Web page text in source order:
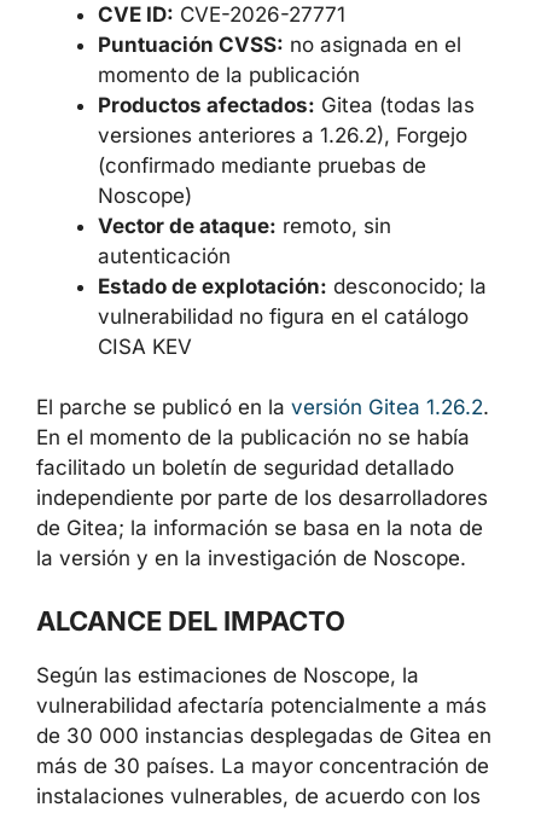
CVE ID: CVE-2026-27771
Puntuación CVSS: no asignada en el
momento de la publicación
Productos afectados: Gitea (todas las
versiones anteriores a 1.26.2), Forgejo
(confirmado mediante pruebas de
Noscope)
Vector de ataque: remoto, sin
autenticación
Estado de explotación: desconocido; la
vulnerabilidad no figura en el catálogo
CISA KEV
El parche se publicó en la versión Gitea 1.26.2.
En el momento de la publicación no se había
facilitado un boletín de seguridad detallado
independiente por parte de los desarrolladores
de Gitea; la información se basa en la nota de
la versión y en la investigación de Noscope.
ALCANCE DEL IMPACTO
Según las estimaciones de Noscope, la
vulnerabilidad afectaría potencialmente a más
de 30 000 instancias desplegadas de Gitea en
más de 30 países. La mayor concentración de
instalaciones vulnerables, de acuerdo con los